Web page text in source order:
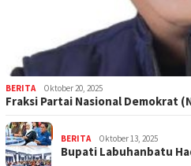
BERITA Oktober 20, 2025
Fraksi Partai Nasional Demokrat
BERITA Oktober 13, 2025
Bupati Labuhanbatu